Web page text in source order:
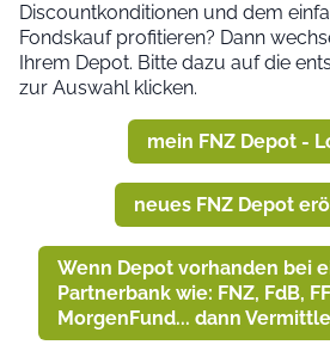
Discountkonditionen und dem
Fondskauf profitieren? Dann
Ihrem Depot. Bitte dazu auf die
zur Auswahl klicken.
mein FNZ Depot -
neues FNZ Depot
Wenn Depot vorhanden bei
Partnerbank wie: FNZ, FdB,
MorgenFund... dann